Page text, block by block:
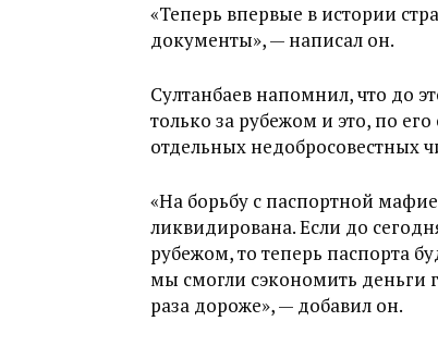
«Теперь впервые в истории
документы», — написал он.
Султанбаев напомнил, что до
только за рубежом и это, по
отдельных недобросовестных
«На борьбу с паспортной
ликвидирована. Если до
рубежом, то теперь паспорта
мы смогли сэкономить деньги
раза дороже», — добавил он.